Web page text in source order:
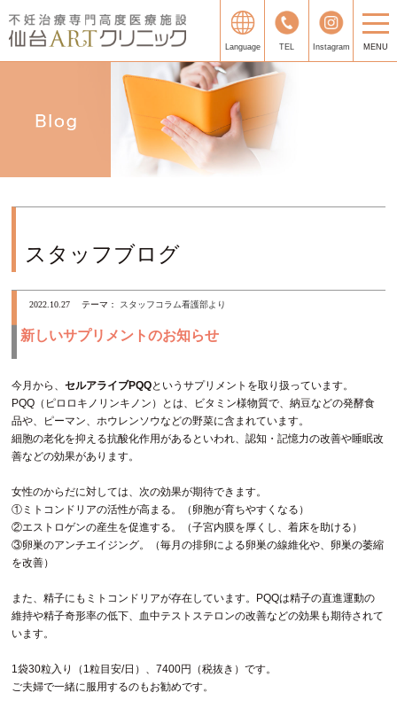
Language TEL Instagram MENU
スタッフブログ
2022.10.27 テーマ： スタッフコラム看護部より
新しいサプリメントのお知らせ
今月から、セルアライブPQQというサプリメントを取り扱っています。
PQQ（ピロロキノリンキノン）とは、ビタミン様物質で、納豆などの発酵食
品や、ピーマン、ホウレンソウなどの野菜に含まれています。
細胞の老化を抑える抗酸化作用があるといわれ、認知・記憶力の改善や睡眠改
善などの効果があります。
女性のからだに対しては、次の効果が期待できます。
①ミトコンドリアの活性が高まる。（卵胞が育ちやすくなる）
②エストロゲンの産生を促進する。（子宮内膜を厚くし、着床を助ける）
③卵巣のアンチエイジング。（毎月の排卵による卵巣の線維化や、卵巣の萎縮
を改善）
また、精子にもミトコンドリアが存在しています。PQQは精子の直進運動の
維持や精子奇形率の低下、血中テストステロンの改善などの効果も期待されて
います。
1袋30粒入り（1粒目安/日）、7400円（税抜き）です。
ご夫婦で一緒に服用するのもお勧めです。